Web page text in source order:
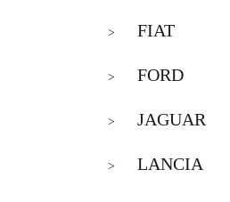
> FIAT
> FORD
> JAGUAR
> LANCIA